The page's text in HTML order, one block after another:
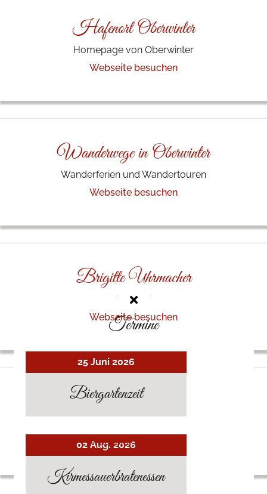
Hafenort Oberwinter
Homepage von Oberwinter
Webseite besuchen
Wanderwege in Oberwinter
Wanderferien und Wandertouren
Webseite besuchen
Brigitte Uhrmacher
Malerin aus Viersen
Webseite besuchen
Rathausverein
Webseite besuchen
Termine
25 Juni 2026
Biergartenzeit
02 Aug. 2026
Kirmessauerbratenessen